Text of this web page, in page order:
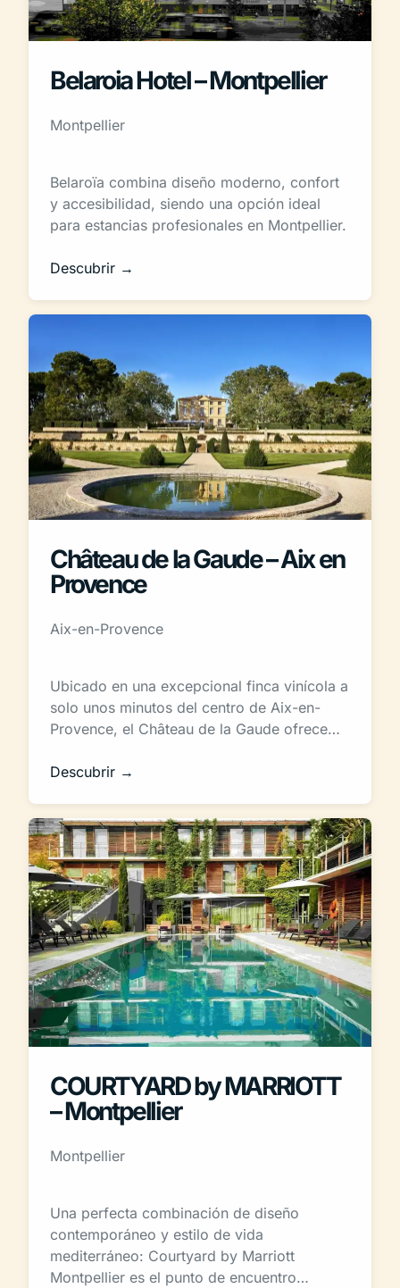
Belaroia Hotel – Montpellier
Montpellier
Belaroïa combina diseño moderno, confort
y accesibilidad, siendo una opción ideal
para estancias profesionales en Montpellier.
Descubrir →
Château de la Gaude – Aix en
Provence
Aix-en-Provence
Ubicado en una excepcional finca vinícola a
solo unos minutos del centro de Aix-en-
Provence, el Château de la Gaude ofrece…
Descubrir →
COURTYARD by MARRIOTT
– Montpellier
Montpellier
Una perfecta combinación de diseño
contemporáneo y estilo de vida
mediterráneo: Courtyard by Marriott
Montpellier es el punto de encuentro…